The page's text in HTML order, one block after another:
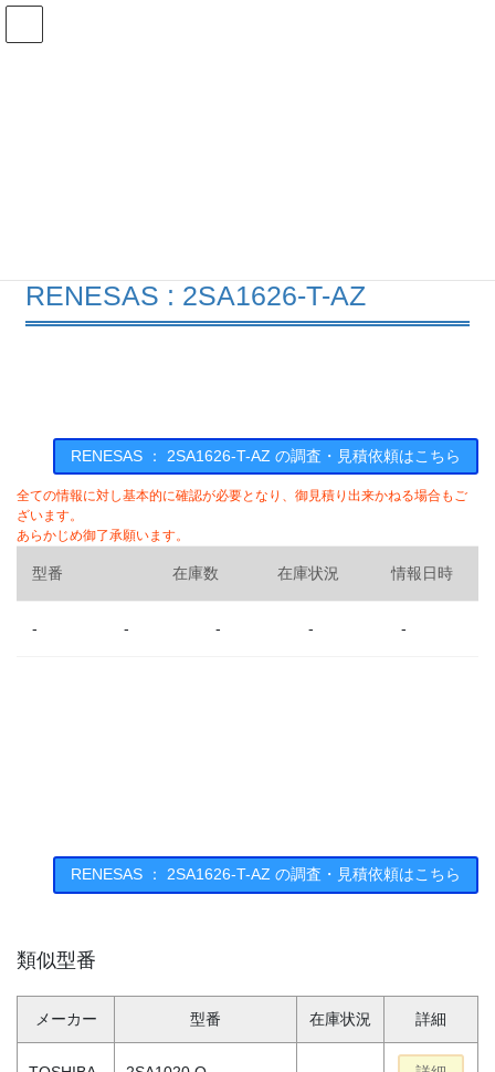
コ
ナ
RENESAS : 2SA1626-T-AZ
RENESAS ： 2SA1626-T-AZ の調査・見積依頼はこちら
全ての情報に対し基本的に確認が必要となり、御見積り出来かねる場合もご
ざいます。
あらかじめ御了承願います。
型番 在庫数 在庫状況 情報日時
- - - - -
RENESAS ： 2SA1626-T-AZ の調査・見積依頼はこちら
類似型番
メーカー 型番 在庫状況 詳細